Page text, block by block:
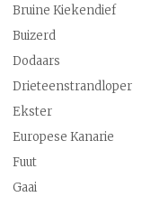
Bruine Kiekendief
Buizerd
Dodaars
Drieteenstrandloper
Ekster
Europese Kanarie
Fuut
Gaai